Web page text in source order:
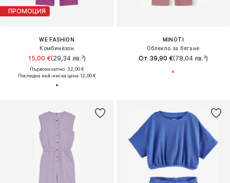
ПРОМОЦИЯ
WE FASHION
Комбинезон
15,00 €(29,34 лв.³)
Първоначално: 32,00 €
Последна най-ниска цена:12,00 €
MINOTI
Облекло за бягане
От 39,90 €(78,04 лв.³)